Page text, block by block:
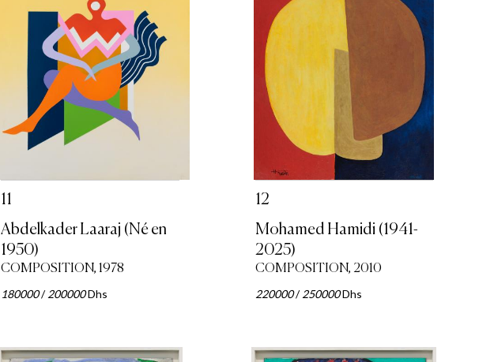
11
Abdelkader Laaraj (Né en
1950)
COMPOSITION, 1978
180000/200000Dhs
12
Mohamed Hamidi (1941-
2025)
COMPOSITION, 2010
220000/250000Dhs